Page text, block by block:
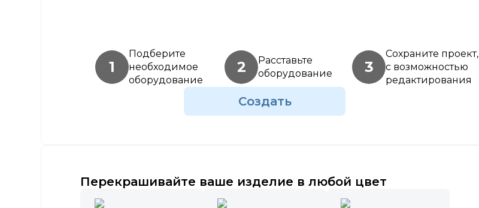
1
Подберите
необходимое
оборудование
2
Расставьте
оборудование
3
Сохраните проект,
с возможностью
редактирования
Создать
Перекрашивайте ваше изделие в любой цвет